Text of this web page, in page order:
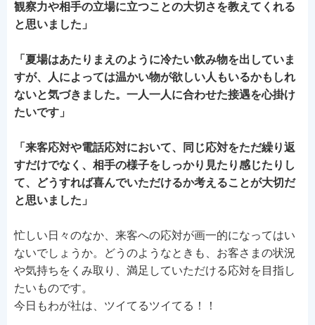
観察力や相手の立場に立つことの大切さを教えてくれる
と思いました」
「夏場はあたりまえのように冷たい飲み物を出していま
すが、人によっては温かい物が欲しい人もいるかもしれ
ないと気づきました。一人一人に合わせた接遇を心掛け
たいです」
「来客応対や電話応対において、同じ応対をただ繰り返
すだけでなく、相手の様子をしっかり見たり感じたりし
て、どうすれば喜んでいただけるか考えることが大切だ
と思いました」
忙しい日々のなか、来客への応対が画一的になってはい
ないでしょうか。どうのようなときも、お客さまの状況
や気持ちをくみ取り、満足していただける応対を目指し
たいものです。
今日もわが社は、ツイてるツイてる！！